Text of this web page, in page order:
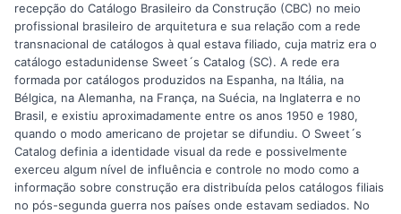
recepção do Catálogo Brasileiro da Construção (CBC) no meio
profissional brasileiro de arquitetura e sua relação com a rede
transnacional de catálogos à qual estava filiado, cuja matriz era o
catálogo estadunidense Sweet´s Catalog (SC). A rede era
formada por catálogos produzidos na Espanha, na Itália, na
Bélgica, na Alemanha, na França, na Suécia, na Inglaterra e no
Brasil, e existiu aproximadamente entre os anos 1950 e 1980,
quando o modo americano de projetar se difundiu. O Sweet´s
Catalog definia a identidade visual da rede e possivelmente
exerceu algum nível de influência e controle no modo como a
informação sobre construção era distribuída pelos catálogos filiais
no pós-segunda guerra nos países onde estavam sediados. No